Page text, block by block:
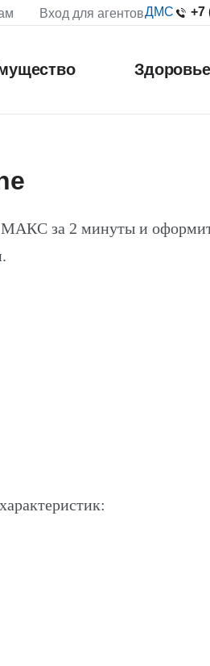
Вход для агентовДМС +7
Здоровье
МАКС за 2 минуты и